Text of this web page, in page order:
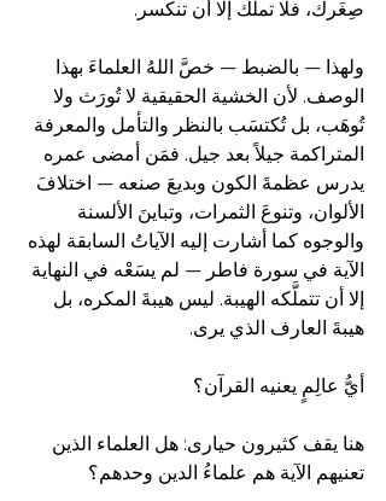
صِغَرك، فلا تملك إلا أن تنكسر.
ولهذا — بالضبط — خصَّ اللهُ العلماءَ بهذا
الوصف. لأن الخشية الحقيقية لا تُورَث ولا
تُوهَب، بل تُكتسَب بالنظر والتأمل والمعرفة
المتراكمة جيلاً بعد جيل. فمَن أمضى عمره
يدرس عظمةَ الكون وبديعَ صنعه — اختلافَ
الألوان، وتنوعَ الثمرات، وتباينَ الألسنة
والوجوه كما أشارت إليه الآياتُ السابقة لهذه
الآية في سورة فاطر — لم يسَعْه في النهاية
إلا أن تتملَّكه الهيبة. ليس هيبةَ المكره، بل
هيبةَ العارف الذي يرى.
أيُّ عالِمٍ يعنيه القرآن؟
هنا يقف كثيرون حيارى: هل العلماء الذين
تعنيهم الآية هم علماءُ الدين وحدهم؟